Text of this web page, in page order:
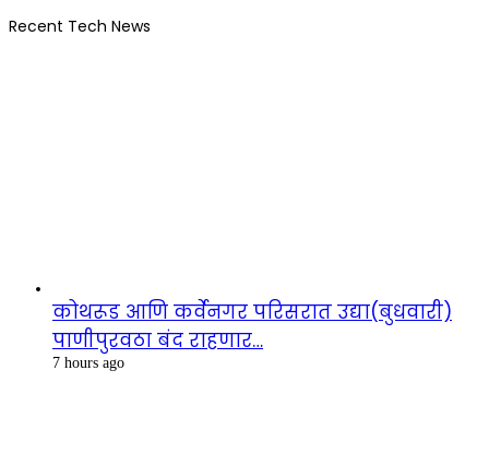
Recent Tech News
कोथरूड आणि कर्वेनगर परिसरात उद्या(बुधवारी)
पाणीपुरवठा बंद राहणार…
7 hours ago